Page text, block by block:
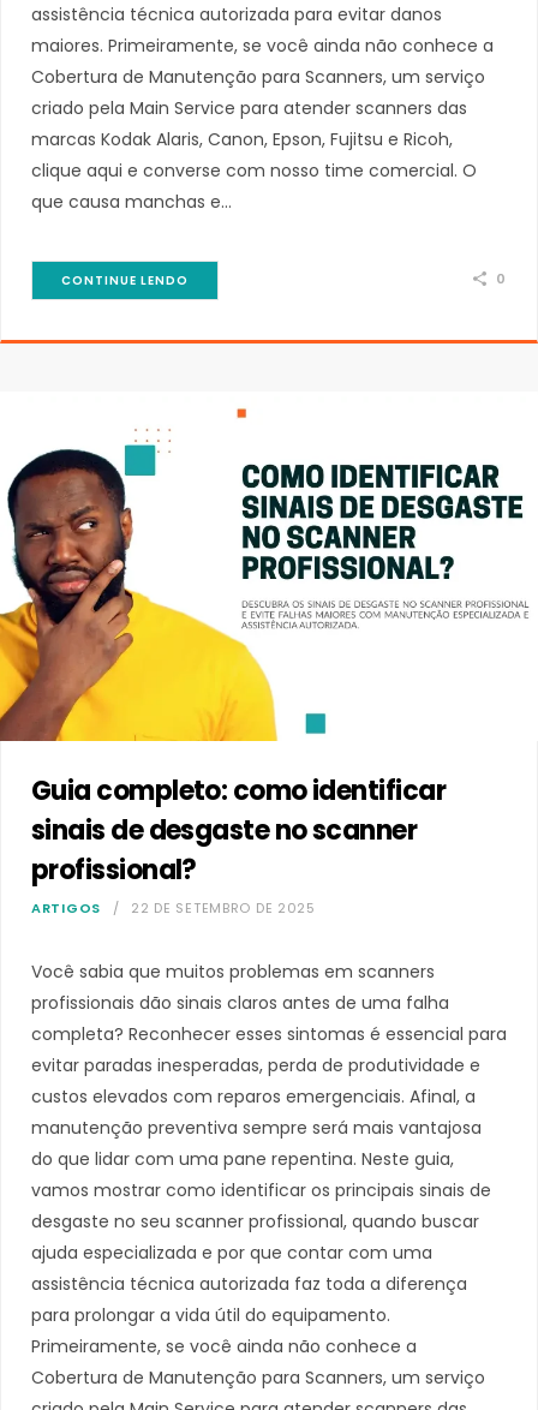
assistência técnica autorizada para evitar danos
maiores. Primeiramente, se você ainda não conhece a
Cobertura de Manutenção para Scanners, um serviço
criado pela Main Service para atender scanners das
marcas Kodak Alaris, Canon, Epson, Fujitsu e Ricoh,
clique aqui e converse com nosso time comercial. O
que causa manchas e…
CONTINUE LENDO 0
Guia completo: como identificar
sinais de desgaste no scanner
profissional?
ARTIGOS 22 DE SETEMBRO DE 2025
Você sabia que muitos problemas em scanners
profissionais dão sinais claros antes de uma falha
completa? Reconhecer esses sintomas é essencial para
evitar paradas inesperadas, perda de produtividade e
custos elevados com reparos emergenciais. Afinal, a
manutenção preventiva sempre será mais vantajosa
do que lidar com uma pane repentina. Neste guia,
vamos mostrar como identificar os principais sinais de
desgaste no seu scanner profissional, quando buscar
ajuda especializada e por que contar com uma
assistência técnica autorizada faz toda a diferença
para prolongar a vida útil do equipamento.
Primeiramente, se você ainda não conhece a
Cobertura de Manutenção para Scanners, um serviço